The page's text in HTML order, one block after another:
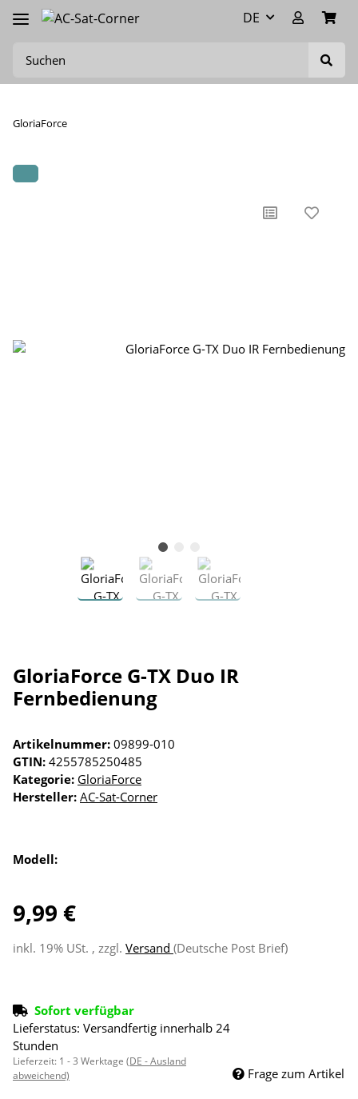
DE
GloriaForce
GloriaForce G-TX Duo IR
Fernbedienung
Artikelnummer: 09899-010
GTIN: 4255785250485
Kategorie: GloriaForce
Hersteller: AC-Sat-Corner
Modell:
9,99 €
inkl. 19% USt. , zzgl. Versand (Deutsche Post Brief)
Sofort verfügbar
Lieferstatus: Versandfertig innerhalb 24
Stunden
Lieferzeit: 1 - 3 Werktage (DE - Ausland
abweichend)
Frage zum Artikel